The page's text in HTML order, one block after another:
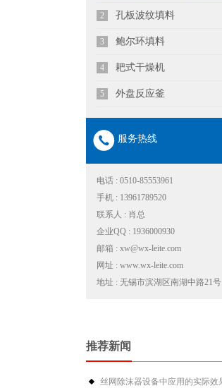
2 孔板波纹填料
3 鲍尔环填料
4 耙式干燥机
5 外盘反应釜
服务热线
电话 : 0510-85553961
手机 : 13961789520
联系人 : 肖总
企业QQ : 1936000930
邮箱 : xw@wx-leite.com
网址 : www.wx-leite.com
地址 : 无锡市滨湖区南湖中路21号
推荐新闻